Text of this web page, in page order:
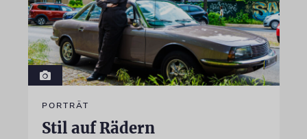
PORTRÄT
Stil auf Rädern